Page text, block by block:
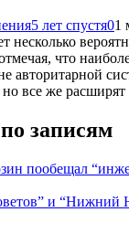
5 лет спустя01
несколько
что
авторитарной
все же
записям
пообещал
и “Нижний